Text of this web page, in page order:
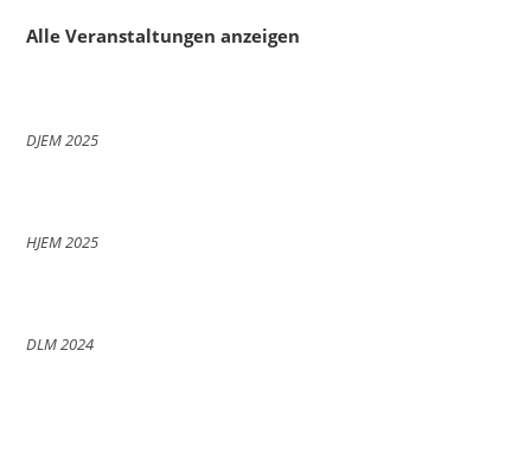
Alle Veranstaltungen anzeigen
DJEM 2025
HJEM 2025
DLM 2024